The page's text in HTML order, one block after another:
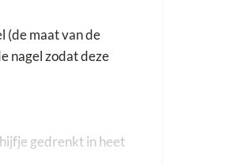
(de maat van de
nagel zodat deze
gedrenkt in heet